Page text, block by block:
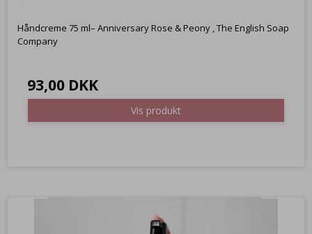
Håndcreme 75 ml– Anniversary Rose & Peony , The English Soap
Company
93,00 DKK
Vis produkt